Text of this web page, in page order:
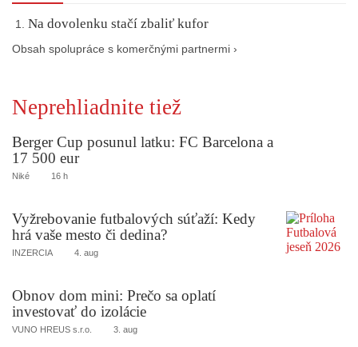
Na dovolenku stačí zbaliť kufor
Obsah spolupráce s komerčnými partnermi ›
Neprehliadnite tiež
Berger Cup posunul latku: FC Barcelona a
17 500 eur
Niké 16 h
Vyžrebovanie futbalových súťaží: Kedy
hrá vaše mesto či dedina?
INZERCIA 4. aug
Obnov dom mini: Prečo sa oplatí
investovať do izolácie
VUNO HREUS s.r.o. 3. aug